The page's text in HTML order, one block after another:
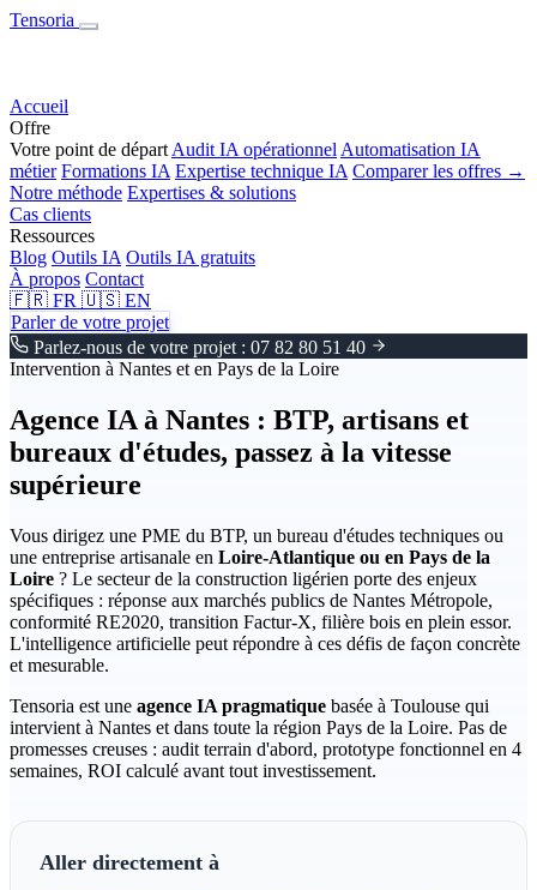
Tensoria
Accueil
Offre
Votre point de départ Audit IA opérationnel Automatisation IA
métier Formations IA Expertise technique IA Comparer les offres →
Notre méthode Expertises & solutions
Cas clients
Ressources
Blog Outils IA Outils IA gratuits
À propos Contact
🇫🇷 FR 🇺🇸 EN
Parler de votre projet
Parlez-nous de votre projet : 07 82 80 51 40
Intervention à Nantes et en Pays de la Loire
Agence IA à Nantes : BTP, artisans et
bureaux d'études, passez à la vitesse
supérieure
Vous dirigez une PME du BTP, un bureau d'études techniques ou
une entreprise artisanale en Loire-Atlantique ou en Pays de la
Loire ? Le secteur de la construction ligérien porte des enjeux
spécifiques : réponse aux marchés publics de Nantes Métropole,
conformité RE2020, transition Factur-X, filière bois en plein essor.
L'intelligence artificielle peut répondre à ces défis de façon concrète
et mesurable.
Tensoria est une agence IA pragmatique basée à Toulouse qui
intervient à Nantes et dans toute la région Pays de la Loire. Pas de
promesses creuses : audit terrain d'abord, prototype fonctionnel en 4
semaines, ROI calculé avant tout investissement.
Aller directement à